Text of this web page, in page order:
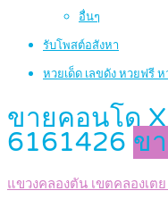
อื่นๆ
รับโพสต์อสังหา
หวยเด็ด เลขดัง หวยฟรี
ขายคอนโด
6161426 ข
แขวงคลองตัน เขตคลองเต